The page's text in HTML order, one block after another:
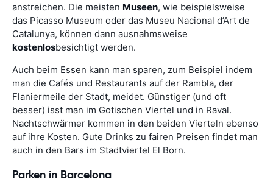
anstreichen. Die meisten Museen, wie beispielsweise
das Picasso Museum oder das Museu Nacional d’Art de
Catalunya, können dann ausnahmsweise
kostenlosbesichtigt werden.
Auch beim Essen kann man sparen, zum Beispiel indem
man die Cafés und Restaurants auf der Rambla, der
Flaniermeile der Stadt, meidet. Günstiger (und oft
besser) isst man im Gotischen Viertel und in Raval.
Nachtschwärmer kommen in den beiden Vierteln ebenso
auf ihre Kosten. Gute Drinks zu fairen Preisen findet man
auch in den Bars im Stadtviertel El Born.
Parken in Barcelona